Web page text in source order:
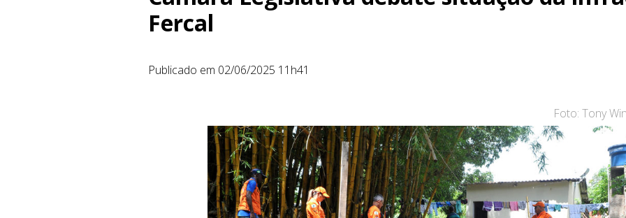
Fercal
Publicado em 02/06/2025 11h41
Foto: Tony